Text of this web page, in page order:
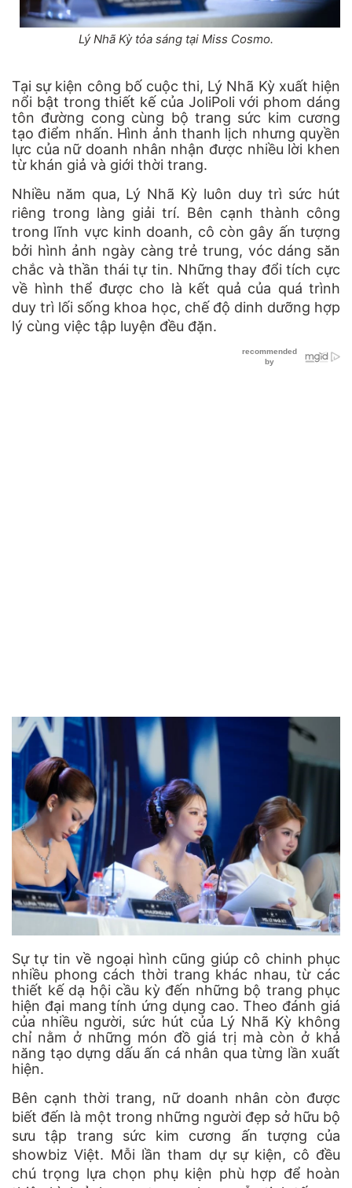
Lý Nhã Kỳ tỏa sáng tại Miss Cosmo.
Tại sự kiện công bố cuộc thi, Lý Nhã Kỳ xuất hiện
nổi bật trong thiết kế của JoliPoli với phom dáng
tôn đường cong cùng bộ trang sức kim cương
tạo điểm nhấn. Hình ảnh thanh lịch nhưng quyền
lực của nữ doanh nhân nhận được nhiều lời khen
từ khán giả và giới thời trang.
Nhiều năm qua, Lý Nhã Kỳ luôn duy trì sức hút
riêng trong làng giải trí. Bên cạnh thành công
trong lĩnh vực kinh doanh, cô còn gây ấn tượng
bởi hình ảnh ngày càng trẻ trung, vóc dáng săn
chắc và thần thái tự tin. Những thay đổi tích cực
về hình thể được cho là kết quả của quá trình
duy trì lối sống khoa học, chế độ dinh dưỡng hợp
lý cùng việc tập luyện đều đặn.
Sự tự tin về ngoại hình cũng giúp cô chinh phục
nhiều phong cách thời trang khác nhau, từ các
thiết kế dạ hội cầu kỳ đến những bộ trang phục
hiện đại mang tính ứng dụng cao. Theo đánh giá
của nhiều người, sức hút của Lý Nhã Kỳ không
chỉ nằm ở những món đồ giá trị mà còn ở khả
năng tạo dựng dấu ấn cá nhân qua từng lần xuất
hiện.
Bên cạnh thời trang, nữ doanh nhân còn được
biết đến là một trong những người đẹp sở hữu bộ
sưu tập trang sức kim cương ấn tượng của
showbiz Việt. Mỗi lần tham dự sự kiện, cô đều
chú trọng lựa chọn phụ kiện phù hợp để hoàn